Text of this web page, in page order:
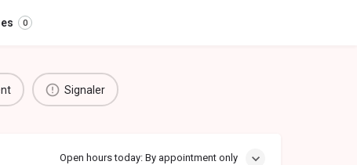
0
Signaler
Open hours today: By appointment only